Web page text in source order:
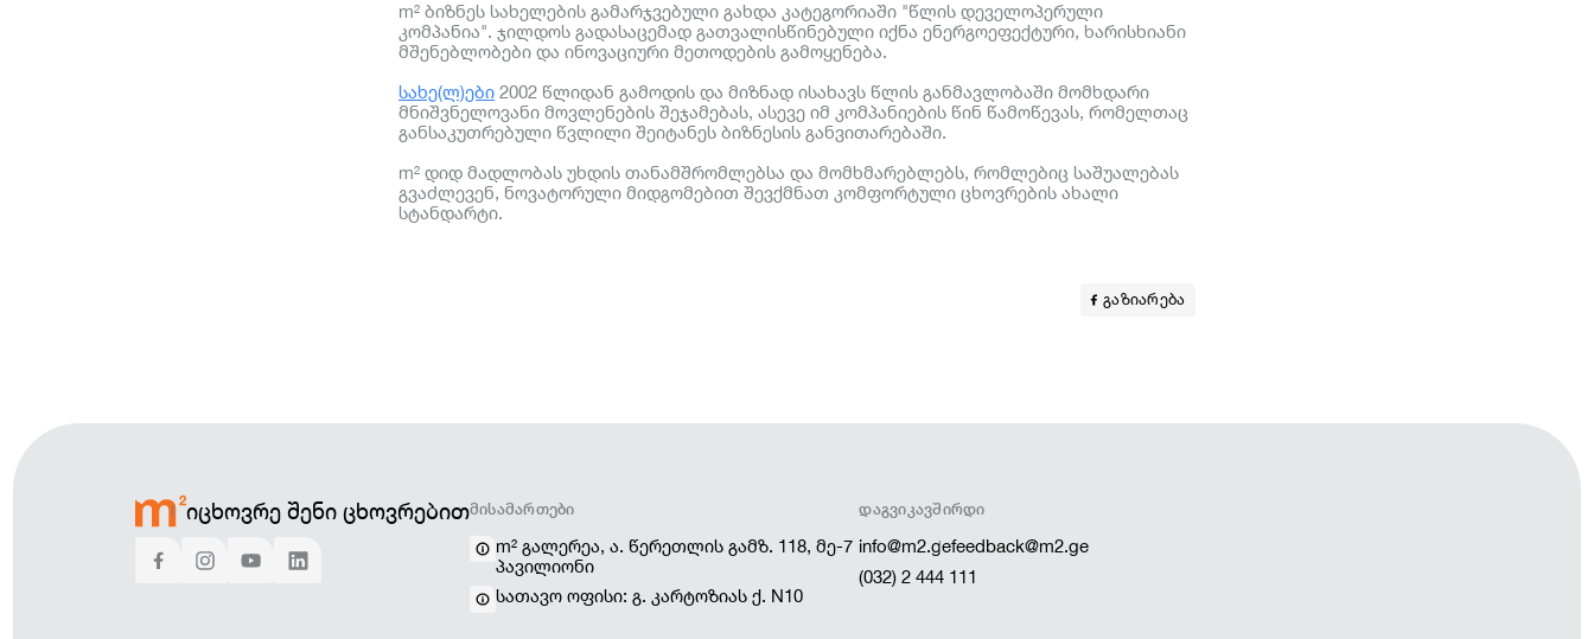
m² ბიზნეს სახელების გამარჯვებული გახდა კატეგორიაში "წლის დეველოპერული
კომპანია". ჯილდოს გადასაცემად გათვალისწინებული იქნა ენერგოეფექტური, ხარისხიანი
მშენებლობები და ინოვაციური მეთოდების გამოყენება.
სახე(ლ)ები 2002 წლიდან გამოდის და მიზნად ისახავს წლის განმავლობაში მომხდარი
მნიშვნელოვანი მოვლენების შეჯამებას, ასევე იმ კომპანიების წინ წამოწევას, რომელთაც
განსაკუთრებული წვლილი შეიტანეს ბიზნესის განვითარებაში.
m² დიდ მადლობას უხდის თანამშრომლებსა და მომხმარებლებს, რომლებიც საშუალებას
გვაძლევენ, ნოვატორული მიდგომებით შევქმნათ კომფორტული ცხოვრების ახალი
სტანდარტი.
გაზიარება
იცხოვრე შენი ცხოვრებითᲛᲘᲡᲐᲛᲐᲠᲗᲔᲑᲘ
m² გალერეა, ა. წერეთლის გამზ. 118, მე-7
პავილიონი
სათავო ოფისი: გ. კარტოზიას ქ. N10
ᲓᲐᲒᲕᲘᲙᲐᲕᲨᲘᲠᲓᲘ
info@m2.gefeedback@m2.ge
(032) 2 444 111